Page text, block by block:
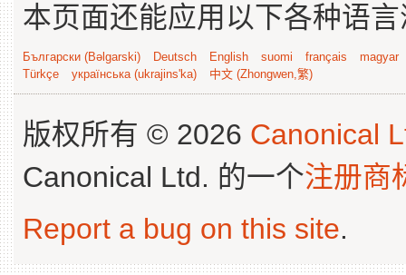
本页面还能应用以下各种语
Български (Bəlgarski) Deutsch English suomi français
magyar
Türkçe
українська (ukrajins'ka) 中文 (Zhongwen,繁)
版权所有 © 2026 Canonical
Canonical Ltd. 的一个注册商
Report a bug on this site.